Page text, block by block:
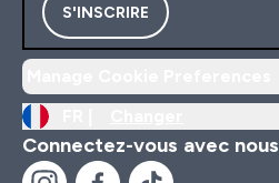
S'INSCRIRE
Connectez-vous avec nous